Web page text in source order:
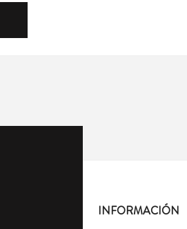
INFORMACIÓN